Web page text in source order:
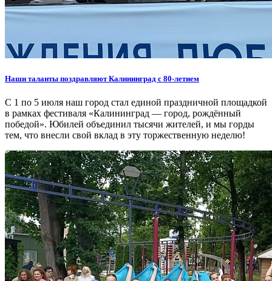
Наши таланты поздравляют Калининград с 80-летием
С 1 по 5 июля наш город стал единой праздничной площадкой
в рамках фестиваля «Калининград — город, рождённый
победой». Юбилей объединил тысячи жителей, и мы горды
тем, что внесли свой вклад в эту торжественную неделю!